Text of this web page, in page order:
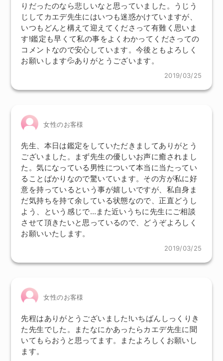
りだったのなら悲しいなと思っていました。うじう
じしてカエデ先生にはいつも迷惑かけていますが、
いつもどんと構えて迎えてくださって有難く思いま
す!鑑定も早くて私の事をよくわかってくださっての
コメントなので安心しています。今後ともよろしく
お願いします💦ありがとうございます。
2019/03/25
女性のお客様
先生、本日は鑑定をしていただきましてありがとう
ございました。まず先生の優しいお声に癒されまし
た。気になっている男性について本当に当たってい
ることばかりなので驚いています。その方が私に好
意を持っているという事が嬉しいですが、私自身ま
だ気持ちを持て余している状態なので、正直どうし
よう、という感じで…また近いうちに先生にご相談
させて頂きたいと思っているので、どうぞよろしく
お願いいたします。
2019/03/25
女性のお客様
先程はありがとうございました!いちばんしっくりき
た先生でした。またなにかあったらカエデ先生に聞
いてもらおうと思ってます。またよろしくお願いし
ます。